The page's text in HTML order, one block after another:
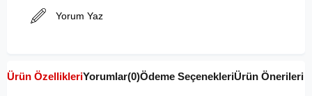
Yorum Yaz
Ürün ÖzellikleriYorumlar(0)Ödeme SeçenekleriÜrün Önerileri